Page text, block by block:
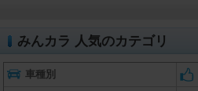
みんカラ 人気のカテゴリ
車種別